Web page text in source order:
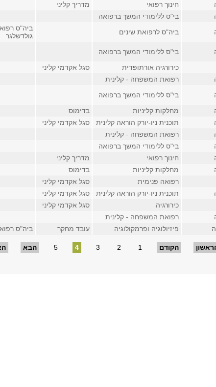
חינוך רפואי מדריך קליני
בי"ס ללימודי המשך ברפואה
ביה"ס לרפואת שינים
ביה"ס
גולדשלגר
בי"ס ללימודי המשך ברפואה
כירורגיה אורתופדית
סגל אקדמי קליני
רפואת המשפחה - קלינית
בי"ס ללימודי המשך ברפואה
מחלקות קליניות בדימוס
תוכנית ניו-יורק הוראה קלינית סגל אקדמי קליני
רפואת המשפחה - קלינית
בי"ס ללימודי המשך ברפואה
חינוך רפואי
מדריך קליני
מחלקות קליניות
בדימוס
רפואה פנימית
סגל אקדמי קליני
תוכנית ניו-יורק הוראה קלינית סגל אקדמי קליני
כירורגיה
סגל אקדמי קליני
רפואת המשפחה - קלינית
פיזיולוגיה ופרמקולוגיה עובד מחקר ביה"ס
הקודם 1
2
3
4
5 הבא